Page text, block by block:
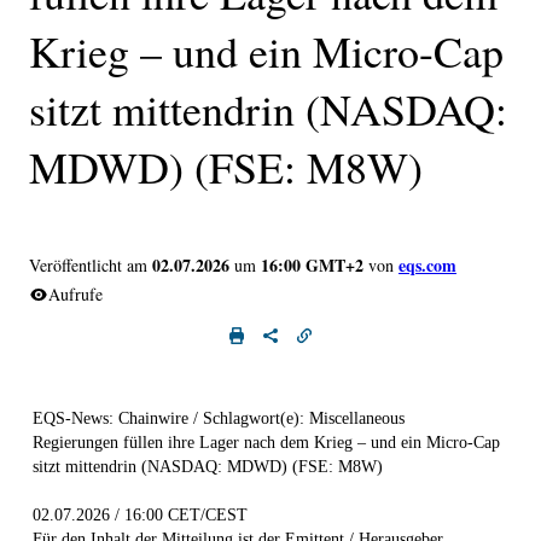
Krieg – und ein Micro-Cap
sitzt mittendrin (NASDAQ:
MDWD) (FSE: M8W)
Veröffentlicht am 02.07.2026 um 16:00 GMT+2 von eqs.com
Aufrufe
EQS-News: Chainwire / Schlagwort(e): Miscellaneous
Regierungen füllen ihre Lager nach dem Krieg – und ein Micro-Cap
sitzt mittendrin (NASDAQ: MDWD) (FSE: M8W)
02.07.2026 / 16:00 CET/CEST